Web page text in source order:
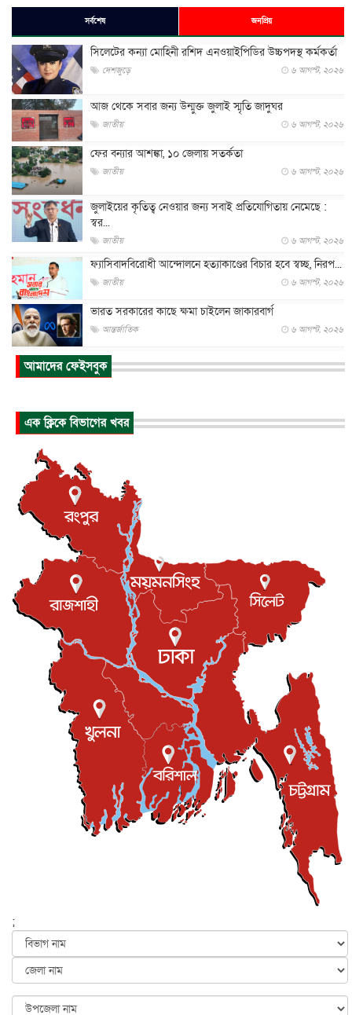
সর্বশেষ জনপ্রিয়
সিলেটের কন্যা মোহিনী রশিদ এনওয়াইপিডির উচ্চপদস্থ কর্মকর্তা
দেশজুড়ে ৬ আগস্ট, ২০২৬
আজ থেকে সবার জন্য উন্মুক্ত জুলাই স্মৃতি জাদুঘর
জাতীয় ৬ আগস্ট, ২০২৬
ফের বন্যার আশঙ্কা, ১০ জেলায় সতর্কতা
জাতীয় ৬ আগস্ট, ২০২৬
জুলাইয়ের কৃতিত্ব নেওয়ার জন্য সবাই প্রতিযোগিতায় নেমেছে :
স্বর...
জাতীয় ৬ আগস্ট, ২০২৬
ফ্যাসিবাদবিরোধী আন্দোলনে হত্যাকাণ্ডের বিচার হবে স্বচ্ছ, নিরপ...
জাতীয় ৬ আগস্ট, ২০২৬
ভারত সরকারের কাছে ক্ষমা চাইলেন জাকারবার্গ
আন্তর্জাতিক ৬ আগস্ট, ২০২৬
আকাশে ট্রাম্পের হেলিকপ্টার ও যাত্রীবাহী বিমান মুখোমুখি, তদন্...
আন্তর্জাতিক
আন্তর্জাতিক ৬ আগস্ট, ২০২৬
টি-টোয়েন্টি ইতিহাসের সর্বোচ্চ রানের মালিক এখন জস বাটলার
বস্তিতে কেটেছে শৈশব, আজ মুম্বাইয়ে দুই বাড়ির মালিক
বিনোদন ৬ আগস্ট, ২০২৬
যুক্তরাজ্যে বসবাসরত জাতীয়তাবাদী কুলাউড়াবাসীর মত বিনিময়
সভা...
ইউকে কমিউনিটি ৫ আগস্ট, ২০২৬
প্রধানমন্ত্রীকে সৌদি আরব সফরের আমন্ত্রণ
জাতীয় ৫ আগস্ট, ২০২৬
জুলাই গণ-অভ্যুত্থান দিবস আজ, স্মরণে দেশজুড়ে কর্মসূচি
জাতীয় ৫ আগস্ট, ২০২৬
জনগণ পরিবর্তন চেয়েছে বলেই জুলাই আন্দোলন সফল :
৫ আগস্ট, ২০২৬
বেনজীর আহমেদের সঙ্গে পরীমনির ঘনিষ্ঠ সম্পর্ক ছিল : নাসির
মাহম...
জাতীয় ৫ আগস্ট, ২০২৬
হরমুজ নিয়ে ইরান-মার্কিন চুক্তি হতে পারে আজ : মার্কিন অর্থমন...
৫ আগস্ট, ২০২৬
পৃথিবীর দিকে আসছে বিধ্বংসী বস্তু, পারমাণবিক বোমা দিয়ে করা
আন্তর্জাতিক ৫ আগস্ট, ২০২৬
কেনিয়ায় ১৫ হাতির রহস্যজনক মৃত্যু, সন্দেহের মুখে কীটনাশকের
আমাদের ফেইসবুক
এক ক্লিকে বিভাগের খবর
;